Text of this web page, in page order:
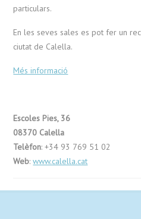
particulars.
En les seves sales es pot fer un
ciutat de Calella.
Més informació
Escoles Pies, 36
08370 Calella
Telèfon: +34 93 769 51 02
Web:www.calella.cat